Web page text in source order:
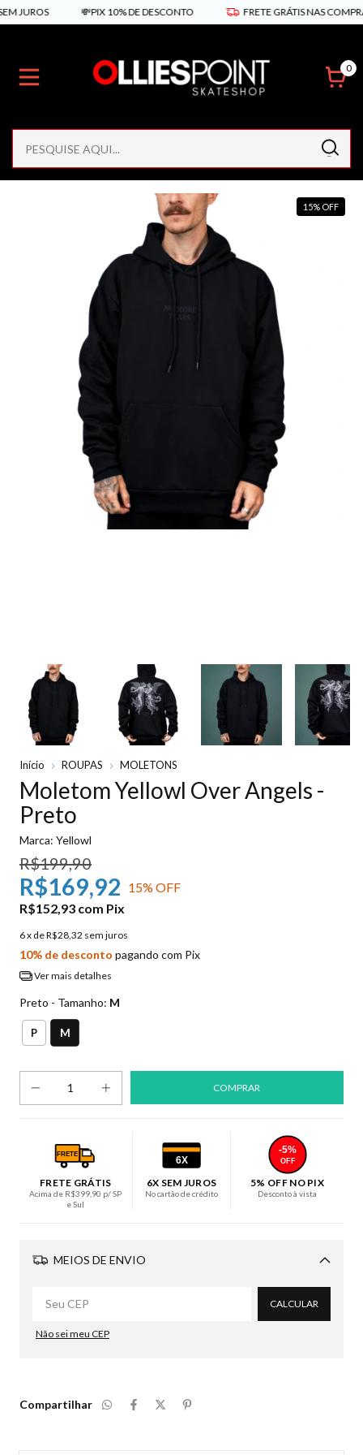
JUROS 💸PIX 10% DE DESCONTO FRETE GRÁTIS NAS
0
15% OFF
Início ROUPAS MOLETONS
Moletom Yellowl Over Angels -
Preto
Marca: Yellowl
R$199,90
R$169,92 15% OFF
R$152,93 com Pix
6x deR$28,32 sem juros
10% de desconto pagando com Pix
Ver mais detalhes
Preto - Tamanho: M
P M
FRETE
FRETE GRÁTIS
Acima de R$399,90 p/ SP
e Sul
6X
6X SEM JUROS
No cartão de crédito
-5%
OFF
5% OFF NO PIX
Desconto à vista
MEIOS DE ENVIO
Alterar CEP
CALCULAR
Não sei meu CEP
Compartilhar